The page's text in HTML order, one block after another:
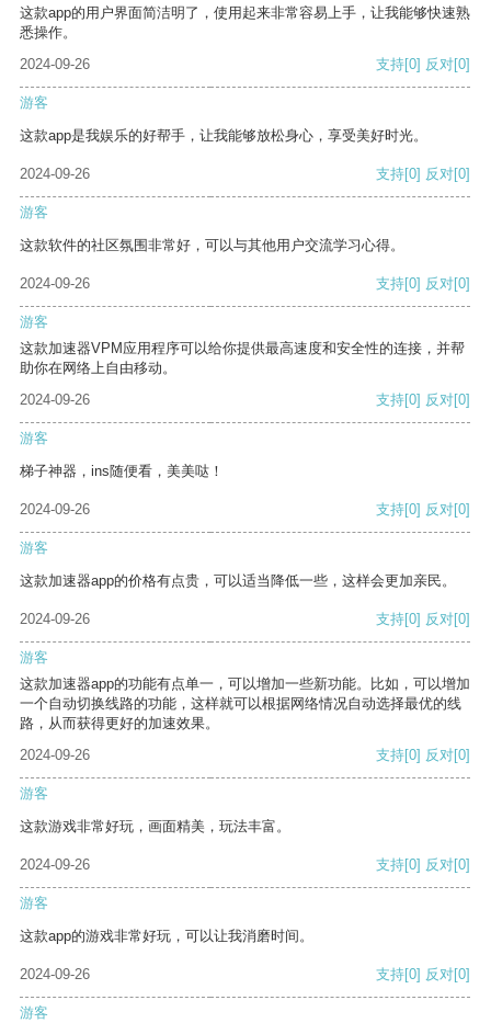
这款app的用户界面简洁明了，使用起来非常容易上手，让我能够快速熟
悉操作。
2024-09-26
支持[0] 反对[0]
游客
这款app是我娱乐的好帮手，让我能够放松身心，享受美好时光。
2024-09-26 支持[0] 反对[0]
游客
这款软件的社区氛围非常好，可以与其他用户交流学习心得。
2024-09-26 支持[0] 反对[0]
游客
这款加速器VPM应用程序可以给你提供最高速度和安全性的连接，并帮
助你在网络上自由移动。
2024-09-26
支持[0] 反对[0]
游客
梯子神器，ins随便看，美美哒！
2024-09-26 支持[0] 反对[0]
游客
这款加速器app的价格有点贵，可以适当降低一些，这样会更加亲民。
2024-09-26 支持[0] 反对[0]
游客
这款加速器app的功能有点单一，可以增加一些新功能。比如，可以增加
一个自动切换线路的功能，这样就可以根据网络情况自动选择最优的线
路，从而获得更好的加速效果。
2024-09-26
支持[0] 反对[0]
游客
这款游戏非常好玩，画面精美，玩法丰富。
2024-09-26 支持[0] 反对[0]
游客
这款app的游戏非常好玩，可以让我消磨时间。
2024-09-26 支持[0] 反对[0]
游客